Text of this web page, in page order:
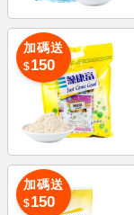
加碼送
$150
加碼送
$150